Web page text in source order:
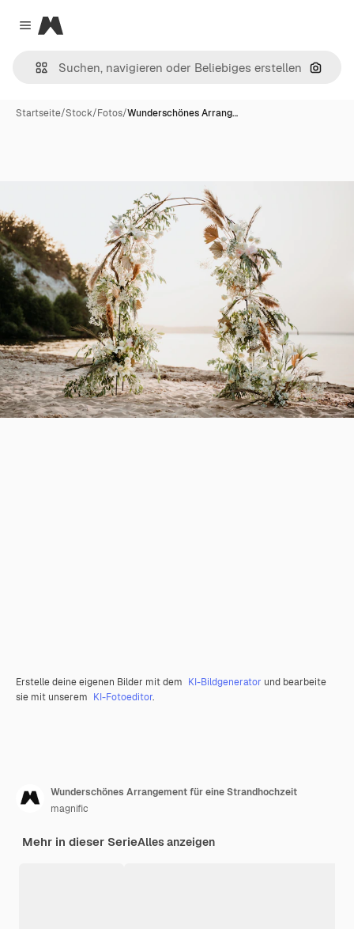
Close menu
Magnific
Nach
Startseite/Stock/Fotos/Wunderschönes Arrang…
Erstelle deine eigenen Bilder mit dem KI-Bildgenerator und bearbeite
sie mit unserem KI-Fotoeditor.
Wunderschönes Arrangement für eine Strandhochzeit
magnific
Mehr in dieser SerieAlles anzeigen